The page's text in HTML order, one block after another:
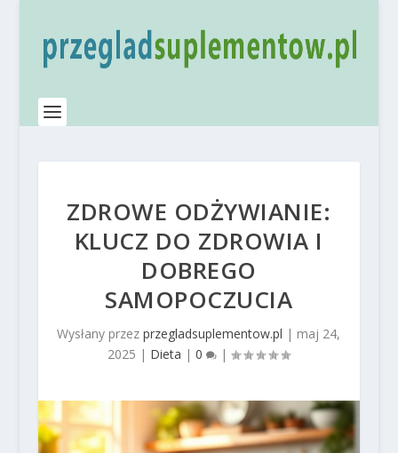
ZDROWE ODŻYWIANIE:
KLUCZ DO ZDROWIA I
DOBREGO
SAMOPOCZUCIA
Wysłany przezprzegladsuplementow.pl | maj 24,
2025 | Dieta |0 |